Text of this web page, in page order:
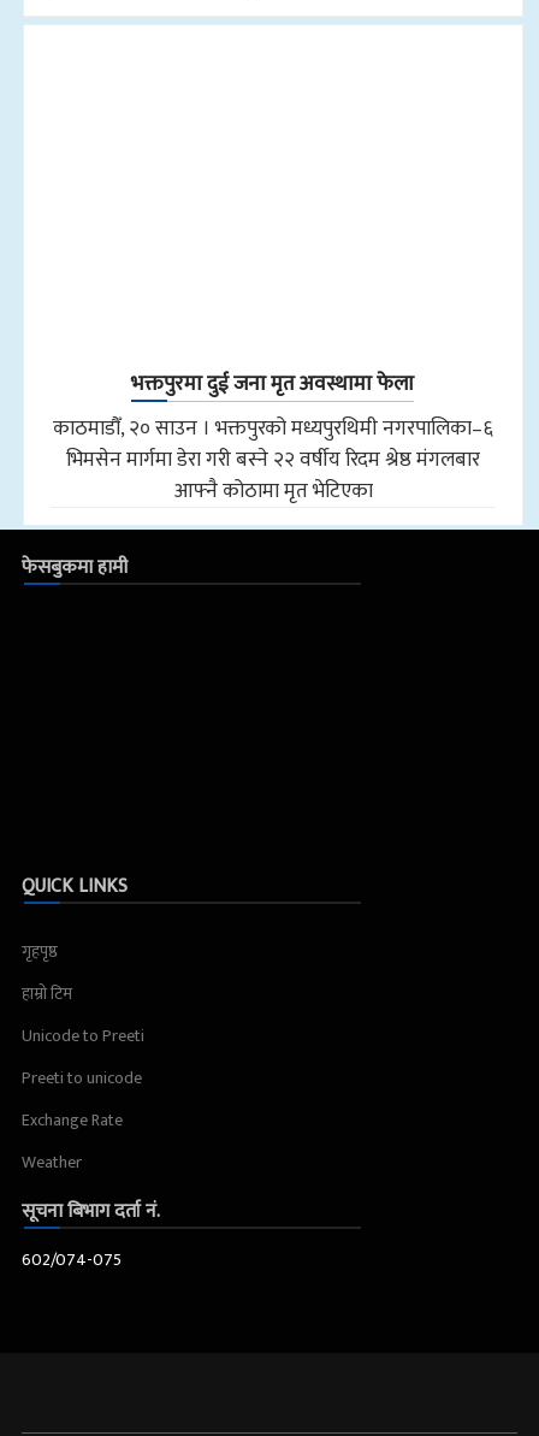
भक्तपुरमा दुई जना मृत अवस्थामा फेला
काठमाडौँ, २० साउन । भक्तपुरको मध्यपुरथिमी नगरपालिका–६
भिमसेन मार्गमा डेरा गरी बस्ने २२ वर्षीय रिदम श्रेष्ठ मंगलबार
आफ्नै कोठामा मृत भेटिएका
फेसबुकमा हामी
QUICK LINKS
गृहपृष्ठ
हाम्रो टिम
Unicode to Preeti
Preeti to unicode
Exchange Rate
Weather
सूचना बिभाग दर्ता नं.
602/074-075